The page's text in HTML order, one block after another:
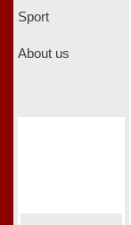
Sport
About us